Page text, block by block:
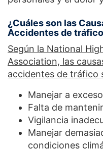
¿Cuáles son las
Accidentes de
Según la National
Association, las
accidentes de tráfico
Manejar a
Falta de
Vigilancia
Manejar
condiciones